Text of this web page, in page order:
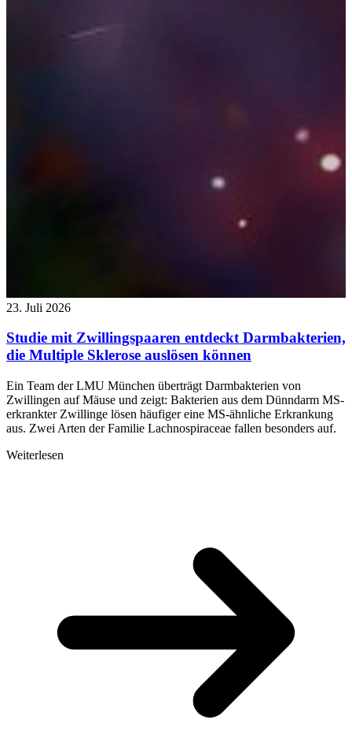
23. Juli 2026
Studie mit Zwillingspaaren entdeckt Darmbakterien,
die Multiple Sklerose auslösen können
Ein Team der LMU München überträgt Darmbakterien von
Zwillingen auf Mäuse und zeigt: Bakterien aus dem Dünndarm MS-
erkrankter Zwillinge lösen häufiger eine MS-ähnliche Erkrankung
aus. Zwei Arten der Familie Lachnospiraceae fallen besonders auf.
Weiterlesen